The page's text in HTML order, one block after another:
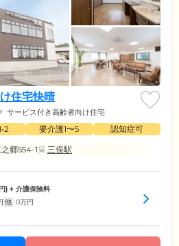
住宅快晴
サービス付き高齢者向け住宅
要介護1〜5
認知症可
郷554-1
三俣駅
円) + 介護保険料
他 0万円